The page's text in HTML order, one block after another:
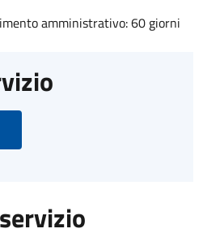
amministrativo: 60 giorni